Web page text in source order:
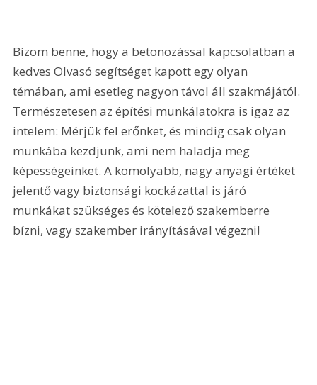
Bízom benne, hogy a betonozással kapcsolatban a
kedves Olvasó segítséget kapott egy olyan
témában, ami esetleg nagyon távol áll szakmájától.
Természetesen az építési munkálatokra is igaz az
intelem: Mérjük fel erőnket, és mindig csak olyan
munkába kezdjünk, ami nem haladja meg
képességeinket. A komolyabb, nagy anyagi értéket
jelentő vagy biztonsági kockázattal is járó
munkákat szükséges és kötelező szakemberre
bízni, vagy szakember irányításával végezni!